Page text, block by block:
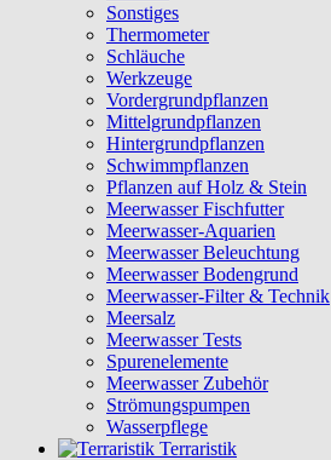
Sonstiges
Thermometer
Schläuche
Werkzeuge
Vordergrundpflanzen
Mittelgrundpflanzen
Hintergrundpflanzen
Schwimmpflanzen
Pflanzen auf Holz & Stein
Meerwasser Fischfutter
Meerwasser-Aquarien
Meerwasser Beleuchtung
Meerwasser Bodengrund
Meerwasser-Filter & Technik
Meersalz
Meerwasser Tests
Spurenelemente
Meerwasser Zubehör
Strömungspumpen
Wasserpflege
Terraristik